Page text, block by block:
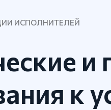
ИСПОЛНИТЕЛЕЙ
к